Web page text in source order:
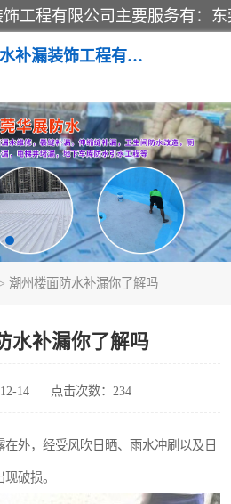
东莞市华展防水补漏装饰工程有限公司
> 潮州楼面防水补漏你了解吗
水补漏你了解吗
14 点击次数：234
外，经受风吹日晒、雨水冲刷以及日
破损。